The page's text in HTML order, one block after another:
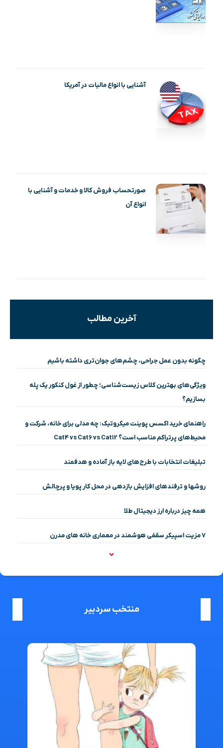
آشنایی با انواع مالیات در آمریکا
صورتحساب فروش کالا و خدمات و آشنایی با
انواع آن
آخرین مطالب
چگونه بدون عمل جراحی، چشم‌های جوان‌تری داشته باشیم
ویژگی‌های بهترین کلاس زیست‌شناسی؛ چطور از غول کنکور یک پله
بسازیم؟
راهنمای خرید اکسس پوینت میکروتیک: چه مدلی برای خانه، شرکت و
محیط‌های پرتراکم مناسب است؟ Cat4 vs Cat6 vs Cat12
تبلیغات انتخابات با طرح‌های لایه باز آماده و هدفمند
روشها و ترفندهای افزایش بازدهی در محل کار پویا و پرچالش
همه چیز درباره ارز دیجیتال طلا
۷ مزیت اسپیکر سقفی هوشمند در معماری خانه‌ های مدرن
منتخب سردبیر